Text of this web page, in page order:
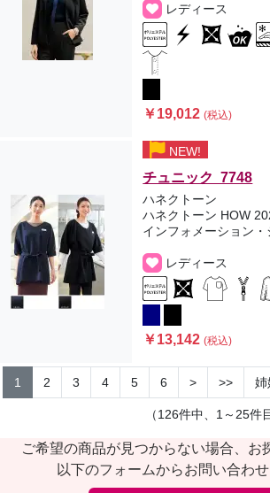
レディース
￥19,012(税込)
NEW!
チュニック 7748
ハネクトーン
ハネクトーン HOW
インフォメーション・
レディース
￥13,142(税込)
1 2 3 4 5 6 > >> 姉
（126件中、1～25件
ご希望の商品が見つからない場合、お
以下のフォームからお問い合わせ